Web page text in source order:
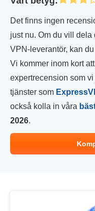
Det finns ingen
just nu. Om du vill
VPN-leverantör, kan
Vi kommer inom kort
expertrecension som
tjänster som
också kolla in våra
2026.